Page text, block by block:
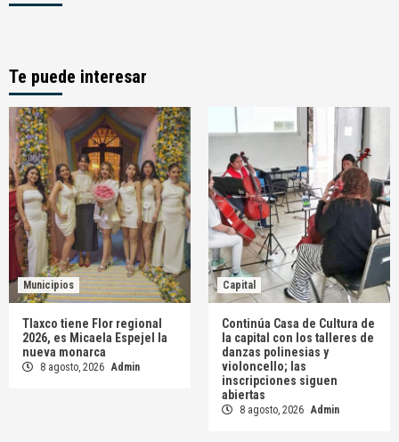
Te puede interesar
Municipios
Tlaxco tiene Flor regional
2026, es Micaela Espejel la
nueva monarca
8 agosto, 2026 Admin
Capital
Continúa Casa de Cultura de
la capital con los talleres de
danzas polinesias y
violoncello; las
inscripciones siguen
abiertas
8 agosto, 2026 Admin